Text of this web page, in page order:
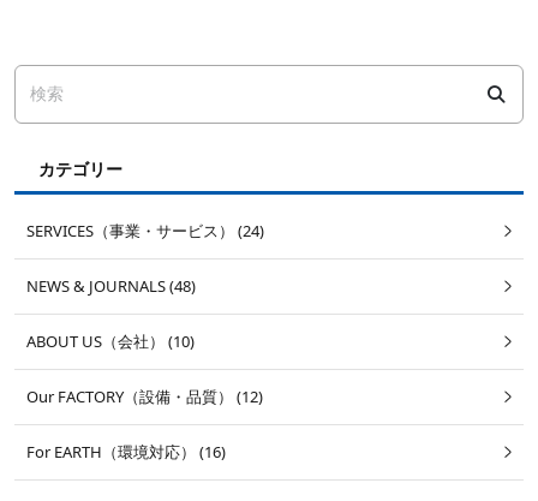
カテゴリー
SERVICES（事業・サービス） (24)
NEWS & JOURNALS (48)
ABOUT US（会社） (10)
Our FACTORY（設備・品質） (12)
For EARTH（環境対応） (16)